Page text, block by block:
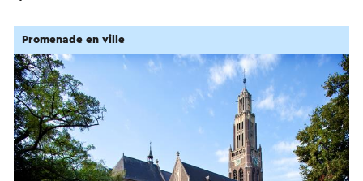
Promenade en ville